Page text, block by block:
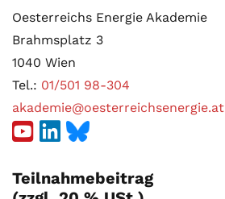
Oesterreichs Energie Akademie
Brahmsplatz 3
1040 Wien
Tel.: 01/501 98-304
akademie@oesterreichsenergie.at
Teilnahmebeitrag